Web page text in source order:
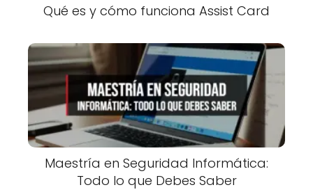
Qué es y cómo funciona Assist Card
Maestría en Seguridad Informática:
Todo lo que Debes Saber